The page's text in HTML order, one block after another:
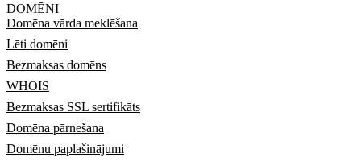
DOMĒNI
Domēna vārda meklēšana
Lēti domēni
Bezmaksas domēns
WHOIS
Bezmaksas SSL sertifikāts
Domēna pārnešana
Domēnu paplašinājumi